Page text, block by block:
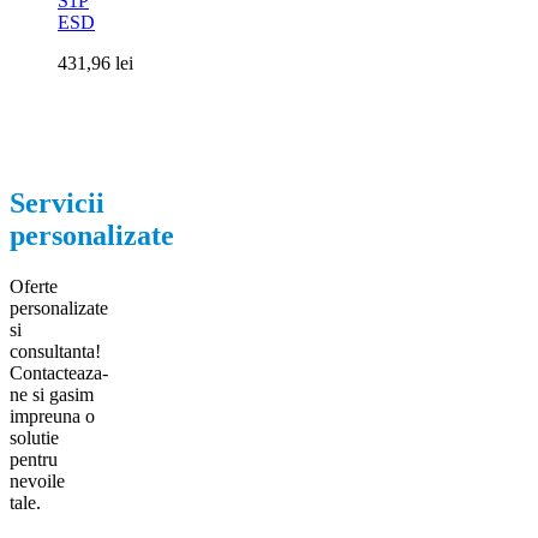
ESD
431,96 lei
Servicii
personalizate
Oferte
personalizate
si
consultanta!
Contacteaza-
ne si gasim
impreuna o
solutie
pentru
nevoile
tale.